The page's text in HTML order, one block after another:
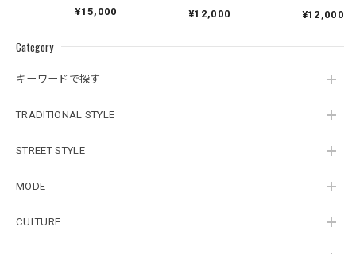
Category
キーワードで探す
TRADITIONAL STYLE
STREET STYLE
MODE
CULTURE
¥15,000 ¥12,000 ¥12,000